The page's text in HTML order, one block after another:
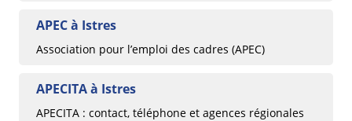
APEC à Istres
Association pour l’emploi des cadres (APEC)
APECITA à Istres
APECITA : contact, téléphone et agences régionales